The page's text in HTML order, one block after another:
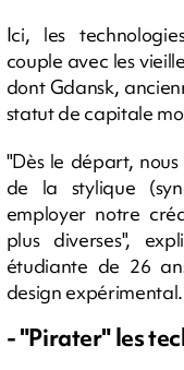
Ici, les
couple avec les
dont Gdansk,
statut de capitale
"Dès le départ,
de la stylique
employer notre
plus diverses",
étudiante de 26
design expérimental.
- "Pirater" les